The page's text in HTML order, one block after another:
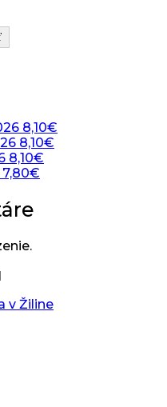
8,10€
8,10€
8,10€
7,80€
v Žiline